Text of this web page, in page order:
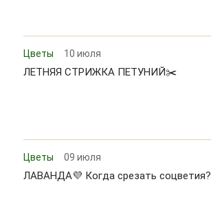
Цветы 10 июля
ЛЕТНЯЯ СТРИЖКА ПЕТУНИЙ✂️
Цветы 09 июля
ЛАВАНДА💜 Когда срезать соцветия?